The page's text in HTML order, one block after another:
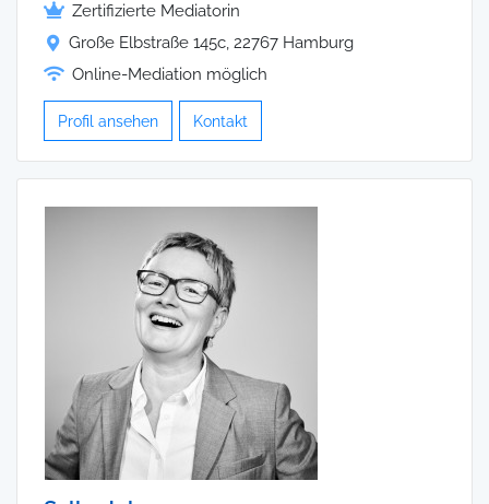
Zertifizierte Mediatorin
Große Elbstraße 145c, 22767 Hamburg
Online-Mediation möglich
Profil ansehen Kontakt